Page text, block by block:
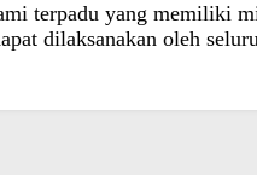
terpadu yang memiliki
dilaksanakan oleh